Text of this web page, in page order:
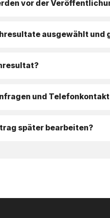
vor der
ausgewählt und
und
später bearbeiten?